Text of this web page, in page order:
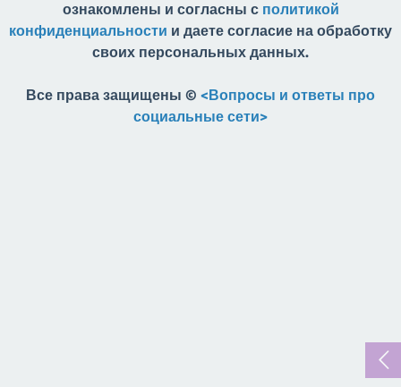
ознакомлены и согласны с политикой
конфиденциальности и даете согласие на обработку
своих персональных данных.
Все права защищены © <Вопросы и ответы про
социальные сети>